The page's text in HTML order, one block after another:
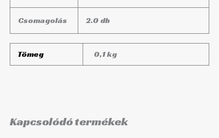
Csomagolás 2.0 db
Tömeg 0,1 kg
Kapcsolódó termékek